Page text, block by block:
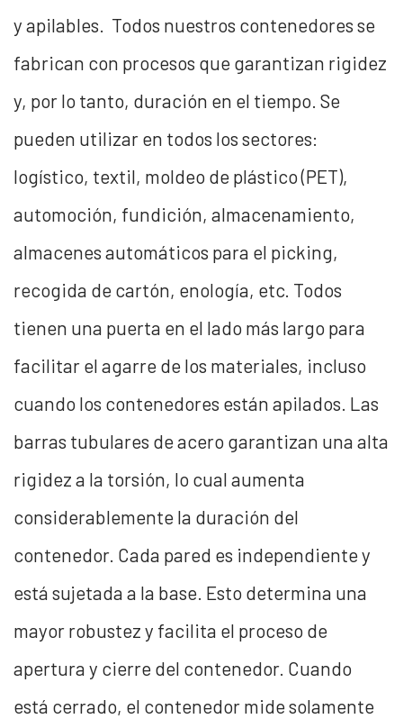
y apilables. Todos nuestros contenedores se
fabrican con procesos que garantizan rigidez
y, por lo tanto, duración en el tiempo. Se
pueden utilizar en todos los sectores:
logístico, textil, moldeo de plástico (PET),
automoción, fundición, almacenamiento,
almacenes automáticos para el picking,
recogida de cartón, enología, etc. Todos
tienen una puerta en el lado más largo para
facilitar el agarre de los materiales, incluso
cuando los contenedores están apilados. Las
barras tubulares de acero garantizan una alta
rigidez a la torsión, lo cual aumenta
considerablemente la duración del
contenedor. Cada pared es independiente y
está sujetada a la base. Esto determina una
mayor robustez y facilita el proceso de
apertura y cierre del contenedor. Cuando
está cerrado, el contenedor mide solamente